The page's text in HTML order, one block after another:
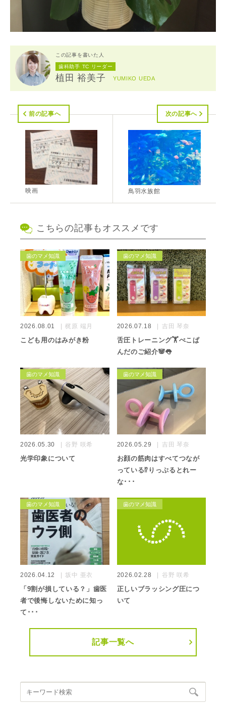
この記事を書いた人
歯科助手 TC リーダー
植田 裕美子 YUMIKO UEDA
前の記事へ
映画
次の記事へ
鳥羽水族館
こちらの記事もオススメです
歯のマメ知識
2026.08.01 梶原 端月
こども用のはみがき粉
歯のマメ知識
2026.07.18 吉田 琴奈
舌圧トレーニング🏋️ぺこぱ
んだのご紹介🐼👅
歯のマメ知識
2026.05.30 谷野 咲希
光学印象について
歯のマメ知識
2026.05.29 吉田 琴奈
お顔の筋肉はすべてつなが
っている⁉️りっぷるとれー
な･･･
歯のマメ知識
2026.04.12 坂中 亜衣
「9割が損している？」歯医
者で後悔しないために知っ
て･･･
歯のマメ知識
2026.02.28 谷野 咲希
正しいブラッシング圧につ
いて
記事一覧へ